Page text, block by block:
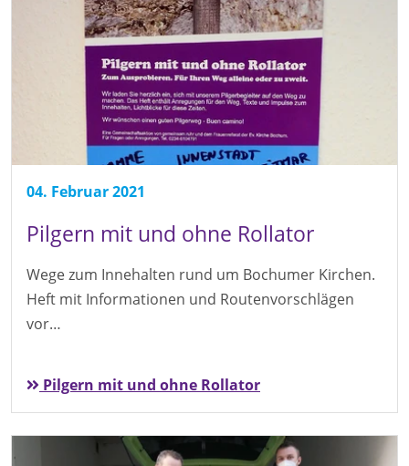
04. Februar 2021
Pilgern mit und ohne Rollator
Wege zum Innehalten rund um Bochumer Kirchen.
Heft mit Informationen und Routenvorschlägen
vor…
Pilgern mit und ohne Rollator